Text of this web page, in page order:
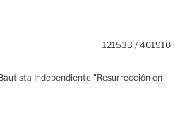
121533 / 401910
Independiente "Resurrección en